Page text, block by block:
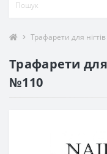
Трафарети для нігтів
Трафарети
№110